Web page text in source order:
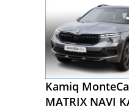
Kamiq
MATRIX NAVI